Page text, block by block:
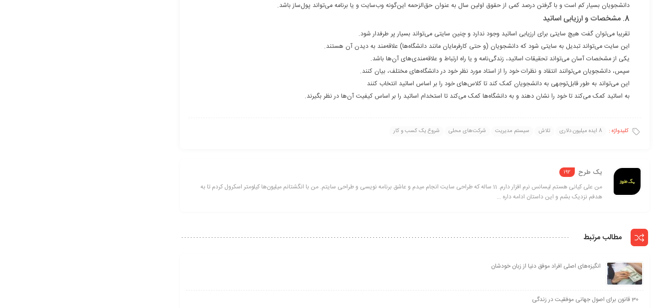
دانشجویان بسیار کم است و با گرفتن درصد کمی از حقوق اولین سال به عنوان حق‌الزحمه این‌گونه وب‌سایت و یا برنامه‌ می‌تواند پول‌ساز باشد.
8. مشخصات و ارزیابی اساتید
تقریبا می‌توان گفت هیچ سایتی برای ارزیابی اساتید وجود ندارد و چنین سایتی می‌تواند بسیار پر طرفدار شود.
این سایت می‌تواند تبدیل به سایتی شود که دانشجویان (و حتی کارفرمایان مانند دانشگاه‌ها) علاقه‌مند به دیدن آن هستند.
یکی از مشخصات آسان می‌تواند تحقیقات اساتید، زندگی‌نامه و یا راه ارتباط و علاقه‌مندی‌های آن‌ها باشد.
سپس، دانشجویان می‌توانند انتقاد و نظرات خود را از استاد مورد نظر خود در دانشگاه‌های مختلف، بیان کنند.
این می‌تواند به طور قابل‌توجهی به دانشجویان کمک کند تا کلاس‌های خود را بر اساس اساتید انتخاب کنند
به اساتید کمک می‌کند تا خود را نشان دهند و به دانشگاه‌ها کمک می‌کند تا استخدام اساتید را بر اساس کیفیت آن‌ها در نظر بگیرند.
کلیدواژه : 8 ایده میلیون دلاری تلاش سیستم مدیریت شرکت‌های محلی شروع یک کسب و کار
یک طرح 192
من علی کیانی هستم لیسانس نرم افزار دارم. 11 ساله که طراحی سایت انجام میدم و عاشق برنامه نویسی و طراحی سایتم. من با انگشتانم میلیون‌ها کیلومتر اسکرول کردم تا به
هدفم نزدیک بشم و این داستان ادامه داره ...
مطالب مرتبط
انگیزه‌های اصلی افراد موفق دنیا از زبان خودشان
30 قانون برای اصول جهانی موفقیت در زندگی